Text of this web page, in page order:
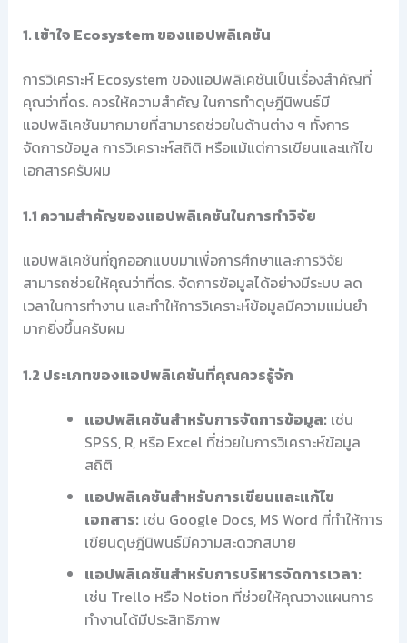
1. เข้าใจ Ecosystem ของแอปพลิเคชัน
การวิเคราะห์ Ecosystem ของแอปพลิเคชันเป็นเรื่องสำคัญที่
คุณว่าที่ดร. ควรให้ความสำคัญ ในการทำดุษฎีนิพนธ์มี
แอปพลิเคชันมากมายที่สามารถช่วยในด้านต่าง ๆ ทั้งการ
จัดการข้อมูล การวิเคราะห์สถิติ หรือแม้แต่การเขียนและแก้ไข
เอกสารครับผม
1.1 ความสำคัญของแอปพลิเคชันในการทำวิจัย
แอปพลิเคชันที่ถูกออกแบบมาเพื่อการศึกษาและการวิจัย
สามารถช่วยให้คุณว่าที่ดร. จัดการข้อมูลได้อย่างมีระบบ ลด
เวลาในการทำงาน และทำให้การวิเคราะห์ข้อมูลมีความแม่นยำ
มากยิ่งขึ้นครับผม
1.2 ประเภทของแอปพลิเคชันที่คุณควรรู้จัก
แอปพลิเคชันสำหรับการจัดการข้อมูล: เช่น
SPSS, R, หรือ Excel ที่ช่วยในการวิเคราะห์ข้อมูล
สถิติ
แอปพลิเคชันสำหรับการเขียนและแก้ไข
เอกสาร: เช่น Google Docs, MS Word ที่ทำให้การ
เขียนดุษฎีนิพนธ์มีความสะดวกสบาย
แอปพลิเคชันสำหรับการบริหารจัดการเวลา:
เช่น Trello หรือ Notion ที่ช่วยให้คุณวางแผนการ
ทำงานได้มีประสิทธิภาพ